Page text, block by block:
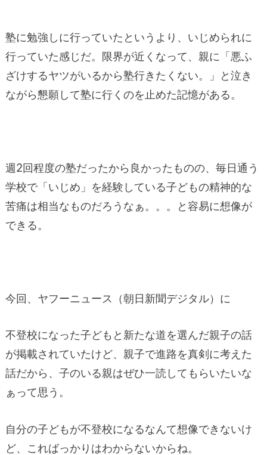
塾に勉強しに行っていたというより、いじめられに
行っていた感じだ。限界が近くなって、親に「悪ふ
ざけするヤツがいるから塾行きたくない。」と泣き
ながら懇願して塾に行くのを止めた記憶がある。
週2回程度の塾だったから良かったものの、毎日通う
学校で「いじめ」を経験している子どもの精神的な
苦痛は相当なものだろうなぁ。。。と容易に想像が
できる。
今回、ヤフーニュース（朝日新聞デジタル）に
不登校になった子どもと新たな道を選んだ親子の話
が掲載されていたけど、親子で進路を真剣に考えた
話だから、子のいる親はぜひ一読してもらいたいな
ぁって思う。
自分の子どもが不登校になるなんて想像できないけ
ど、こればっかりはわからないからね。